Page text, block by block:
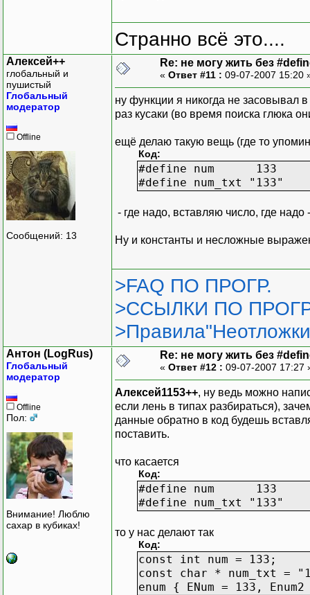
Странно всё это....
Алексей++
глобальный и
пушистый
Глобальный
модератор
Offline
Сообщений: 13
Re: не могу жить без
« Ответ #11 : 09-07-2007 15:20
ну функции я никогда не засовывал
раз кусаки (во время поиска глюка
ещё делаю такую вещь (где то
Код:
#define num 133
#define num_txt "133"
- где надо, вставляю число, где
Ну и константы и несложные
>FAQ ПО ПРОГР.
>ССЫЛКИ ПО
Антон (LogRus)
Глобальный
модератор
Offline
Пол:
Внимание! Люблю
сахар в кубиках!
Re: не могу жить без
« Ответ #12 : 09-07-2007 17:27
Алексей1153++, ну ведь можно
если лень в типах разбираться),
данные обратно в код будешь
поставить.
что касается
Код:
#define num 133
#define num_txt "133"
то у нас делают так
Код:
const int num = 133;
const char * num_txt =
enum { ENum = 133,